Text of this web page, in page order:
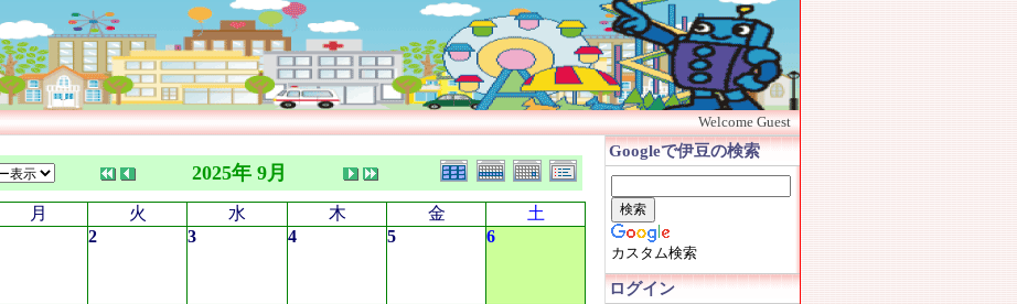
Welcome Guest
2025年 9月
月 火 水 木 金
土
2 3 4 5 6
Googleで伊豆の検索
カスタム検索
ログイン